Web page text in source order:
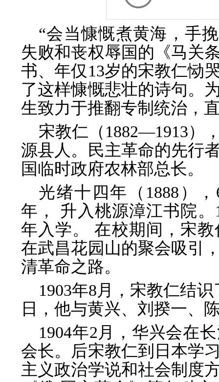
“会当慷慨煮黄海，手
失败和丧权辱国的《马关
书、年仅13岁的宋教仁恸
了这样慷慨悲壮的诗句。
生致力于推翻专制统治，
宋教仁（1882—1913）
源县人。民主革命的先行
国临时政府农林部总长。
光绪十四年（1888）
年， 升入桃源漳江书院
年入学。 在校期间，宋
在武昌花园山的聚会吸引
清革命之路。
1903年8月，宋教仁结
日，他与黄兴、刘揆一、
1904年2月，华兴会在
会长。后宋教仁到日本学
主义政治学说和社会制度